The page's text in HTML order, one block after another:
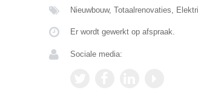
Nieuwbouw, Totaalrenovaties,
Er wordt gewerkt op afspraak.
Sociale media: